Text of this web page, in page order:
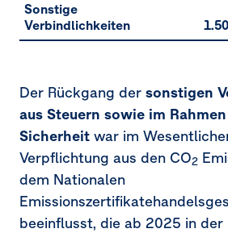
Sonstige
Verbindlichkeiten
Der Rückgang der sonstigen
aus Steuern sowie im
Sicherheit war im
Verpflichtung aus den CO2
dem Nationalen
beeinflusst, die ab 2025 in der